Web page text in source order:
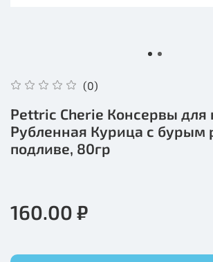
(0)
Pettric Cherie Консервы для
Рубленная Курица с бурым
подливе, 80гр
160.00 ₽